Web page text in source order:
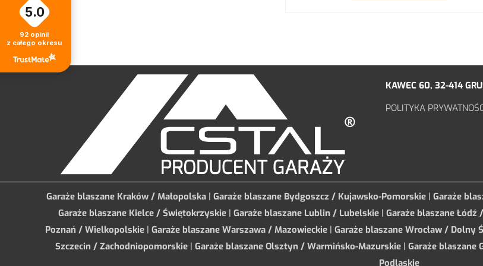
KAWEC 60, 32-414
POLITYKA
Garaże blaszane Kraków / Małopolska | Garaże blaszane Bydgoszcz / Kujawsko-Pomorskie | Garaże
Garaże blaszane Kielce / Świętokrzyskie| Garaże blaszane Lublin / Lubelskie| Garaże blaszane Łódź
Poznań / Wielkopolskie | Garaże blaszane Warszawa / Mazowieckie | Garaże blaszane Wrocław / Dolny
Szczecin / Zachodniopomorskie | Garaże blaszane Olsztyn / Warmińsko-Mazurskie | Garaże blaszane
Podlaskie
5.0
92 opinii
z całego okresu